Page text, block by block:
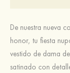
De nuestra nueva
honor, tu fiesta
vestido de dama
satinado con